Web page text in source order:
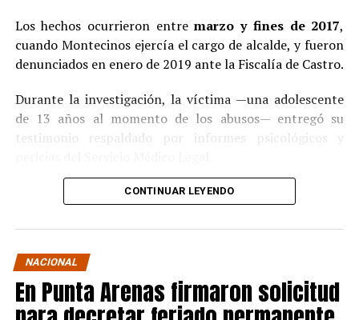
Los hechos ocurrieron entremarzo y fines de 2017,
cuando Montecinos ejercía el cargo de alcalde, y fueron
denunciados en enero de 2019 ante la Fiscalía de Castro.
Durante la investigación, la víctima —una adolescente
de 13 años al momento de los abusos— entregó su
testimonio respaldado por informes psicológicos y
Ante la contundencia de los antecedentes, el imputado
aceptó los cargosen un procedimiento abreviado,
La condena y el cumplimiento en libertad
ElJuzgado de Garantía de Castrodictó sentencia en
noviembre de 2021, condenando a Pedro Montecinos a
CONTINUAR LEYENDO
NACIONAL
En Punta Arenas firmaron solicitud